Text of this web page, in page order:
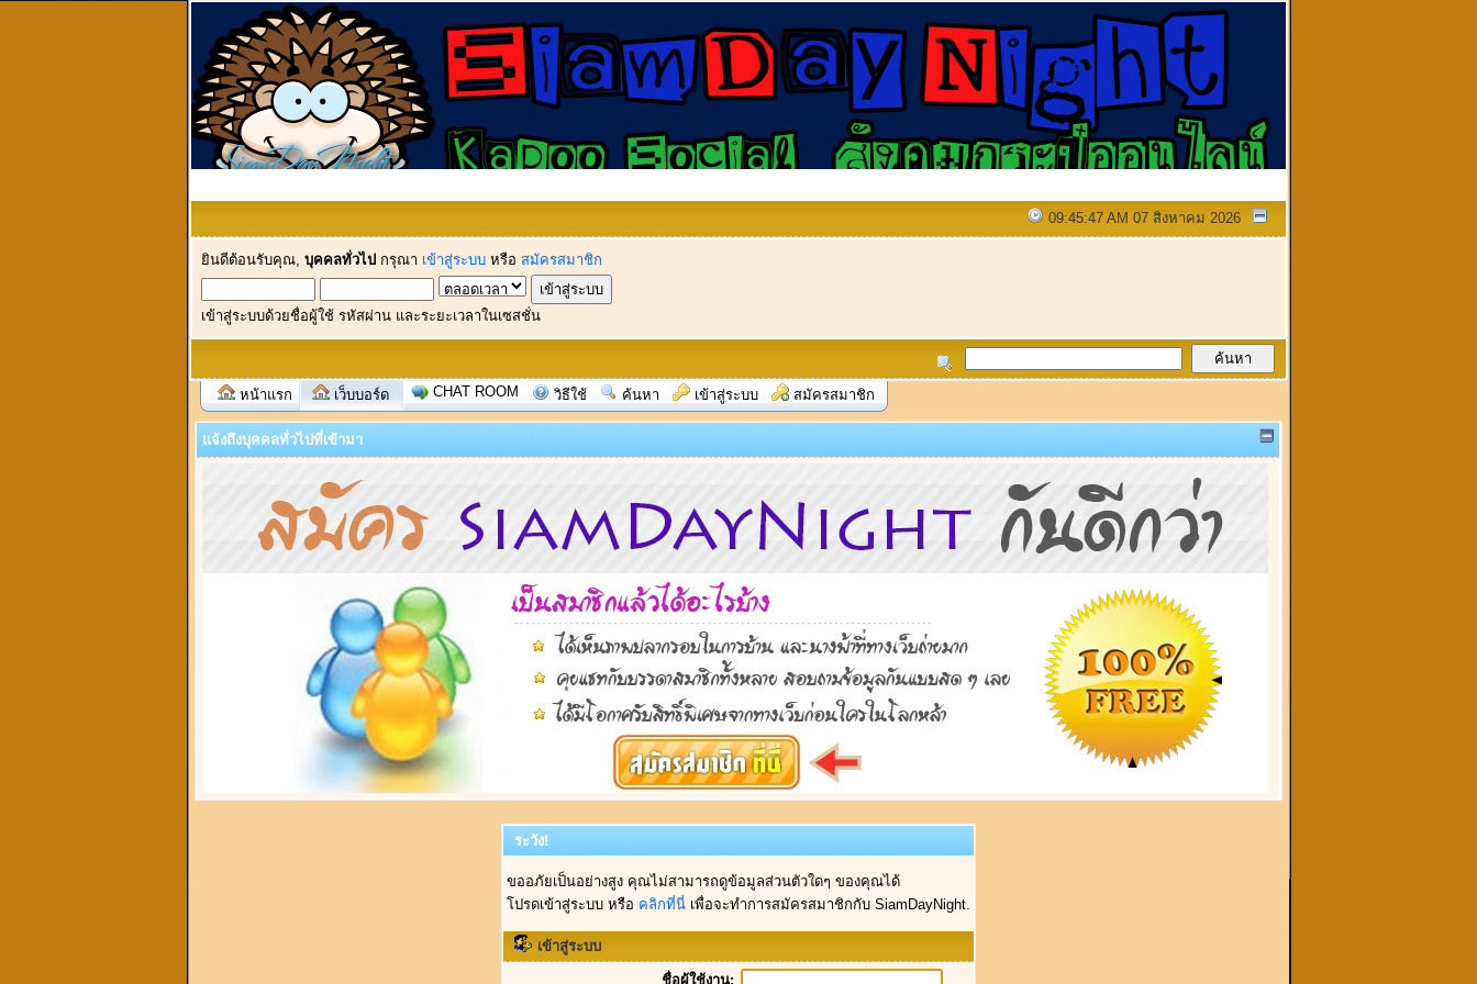
09:45:47 AM 07 สิงหาคม 2026
ยินดีต้อนรับคุณ, บุคคลทั่วไป กรุณา เข้าสู่ระบบ หรือ สมัครสมาชิก
เข้าสู่ระบบด้วยชื่อผู้ใช้ รหัสผ่าน และระยะเวลาในเซสชั่น
หน้าแรก เว็บบอร์ด CHAT ROOM วิธีใช้ ค้นหา เข้าสู่ระบบ สมัครสมาชิก
แจ้งถึงบุคคลทั่วไปที่เข้ามา
ระวัง!
ขออภัยเป็นอย่างสูง คุณไม่สามารถดูข้อมูลส่วนตัวใดๆ ของคุณได้
โปรดเข้าสู่ระบบ หรือ คลิกที่นี่ เพื่อจะทำการสมัครสมาชิกกับ SiamDayNight.
เข้าสู่ระบบ
ชื่อผู้ใช้งาน: